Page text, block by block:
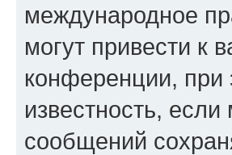
международное
могут привести к
конференции, при
известность,
сообщений